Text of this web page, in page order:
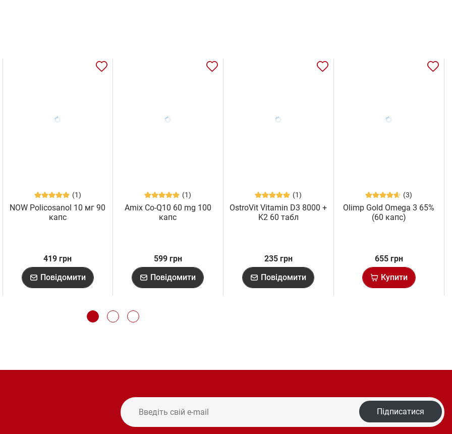
(1)
NOW Policosanol 10 мг 90
капс
419 грн
Повідомити
(1)
Amix Co-Q10 60 mg 100
капс
599 грн
Повідомити
(1)
OstroVit Vitamin D3 8000 +
K2 60 табл
235 грн
Повідомити
(3)
Olimp Gold Omega 3 65%
(60 капс)
655 грн
Купити
Підписатися